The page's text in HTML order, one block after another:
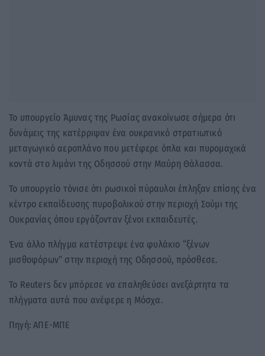
Το υπουργείο Άμυνας της Ρωσίας ανακοίνωσε σήμερα ότι
δυνάμεις της κατέρριψαν ένα ουκρανικό στρατιωτικό
μεταγωγικό αεροπλάνο που μετέφερε όπλα και πυρομαχικά
κοντά στο λιμάνι της Οδησσού στην Μαύρη Θάλασσα.
Το υπουργείο τόνισε ότι ρωσικοί πύραυλοι έπληξαν επίσης ένα
κέντρο εκπαίδευσης πυροβολικού στην περιοχή Σούμι της
Ουκρανίας όπου εργάζονταν ξένοι εκπαιδευτές.
Ένα άλλο πλήγμα κατέστρεψε ένα φυλάκιο “ξένων
μισθοφόρων” στην περιοχή της Οδησσού, πρόσθεσε.
Το Reuters δεν μπόρεσε να επαληθεύσει ανεξάρτητα τα
πλήγματα αυτά που ανέφερε η Μόσχα.
Πηγή: ΑΠΕ-ΜΠΕ